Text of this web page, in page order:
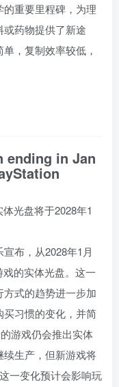
重要里程碑，为理
药物提供了新途
，复制效率较低，
ending in Jan
光盘将于2028年1
布，从2028年1月
的实体光盘。这一
式的趋势进一步加
习惯的变化，并简
游戏仍会推出实体
生产，但新游戏将
一变化预计会影响玩